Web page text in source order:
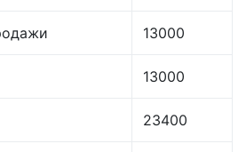
13000
13000
23400